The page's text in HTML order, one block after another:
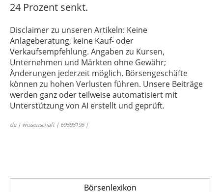
24 Prozent senkt.
Disclaimer zu unseren Artikeln: Keine
Anlageberatung, keine Kauf- oder
Verkaufsempfehlung. Angaben zu Kursen,
Unternehmen und Märkten ohne Gewähr;
Änderungen jederzeit möglich. Börsengeschäfte
können zu hohen Verlusten führen. Unsere Beiträge
werden ganz oder teilweise automatisiert mit
Unterstützung von AI erstellt und geprüft.
de | wissenschaft | 69598196 |
Börsenlexikon